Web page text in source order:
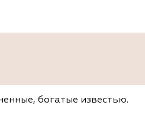
богатые известью.